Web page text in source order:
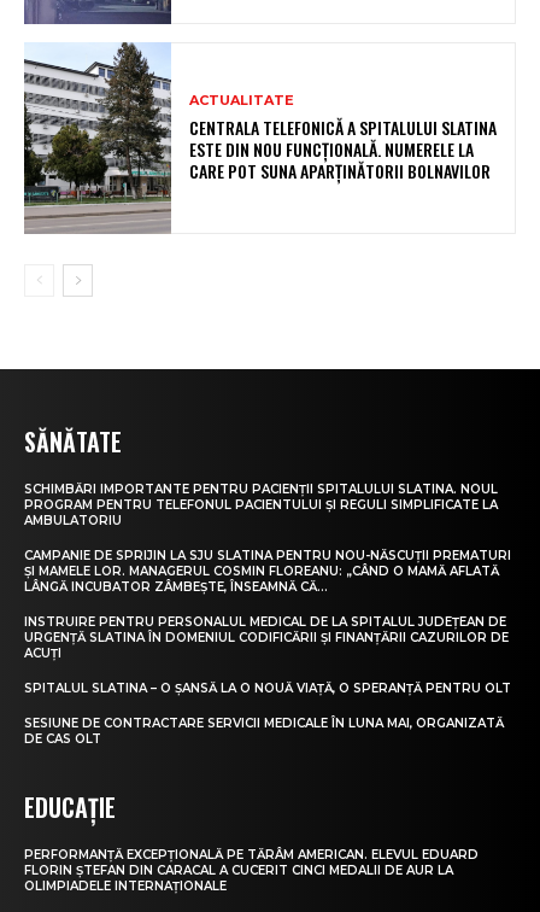
ACTUALITATE
CENTRALA TELEFONICĂ A SPITALULUI SLATINA
ESTE DIN NOU FUNCȚIONALĂ. NUMERELE LA
CARE POT SUNA APARȚINĂTORII BOLNAVILOR
SĂNĂTATE
SCHIMBĂRI IMPORTANTE PENTRU PACIENȚII SPITALULUI SLATINA. NOUL
PROGRAM PENTRU TELEFONUL PACIENTULUI ȘI REGULI SIMPLIFICATE LA
AMBULATORIU
CAMPANIE DE SPRIJIN LA SJU SLATINA PENTRU NOU-NĂSCUȚII PREMATURI
ȘI MAMELE LOR. MANAGERUL COSMIN FLOREANU: „CÂND O MAMĂ AFLATĂ
LÂNGĂ INCUBATOR ZÂMBEȘTE, ÎNSEAMNĂ CĂ...
INSTRUIRE PENTRU PERSONALUL MEDICAL DE LA SPITALUL JUDEȚEAN DE
URGENȚĂ SLATINA ÎN DOMENIUL CODIFICĂRII ȘI FINANȚĂRII CAZURILOR DE
ACUȚI
SPITALUL SLATINA – O ȘANSĂ LA O NOUĂ VIAȚĂ, O SPERANȚĂ PENTRU OLT
SESIUNE DE CONTRACTARE SERVICII MEDICALE ÎN LUNA MAI, ORGANIZATĂ
DE CAS OLT
EDUCAȚIE
PERFORMANȚĂ EXCEPȚIONALĂ PE TĂRÂM AMERICAN. ELEVUL EDUARD
FLORIN ȘTEFAN DIN CARACAL A CUCERIT CINCI MEDALII DE AUR LA
OLIMPIADELE INTERNAȚIONALE